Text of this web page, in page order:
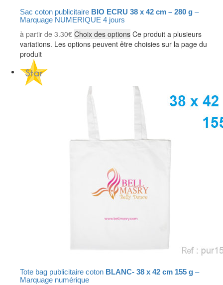
Sac coton publicitaire BIO ECRU 38 x 42 cm – 280 g –
Marquage NUMERIQUE 4 jours
à partir de 3.30€ Choix des options Ce produit a plusieurs
variations. Les options peuvent être choisies sur la page du
produit
Tote bag publicitaire coton BLANC- 38 x 42 cm 155 g –
Marquage numérique